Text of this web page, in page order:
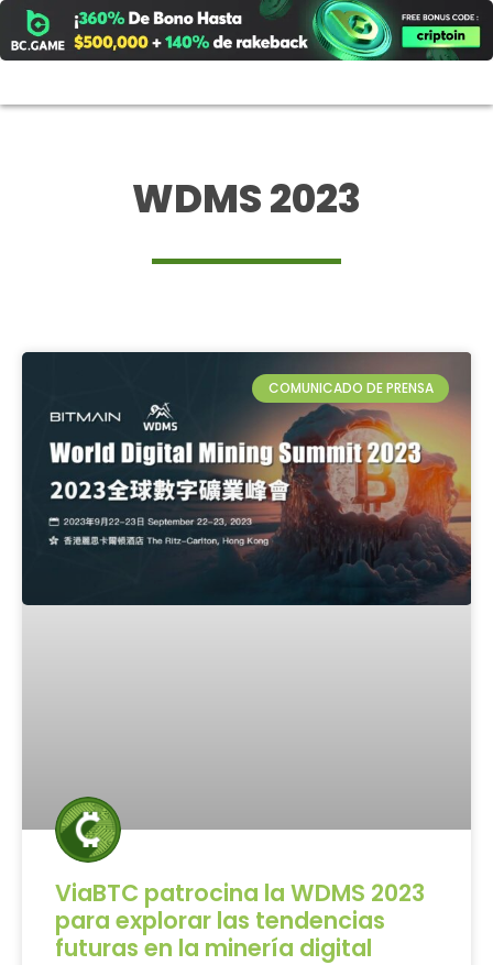
al
contenido
WDMS 2023
COMUNICADO DE PRENSA
ViaBTC patrocina la WDMS 2023
para explorar las tendencias
futuras en la minería digital